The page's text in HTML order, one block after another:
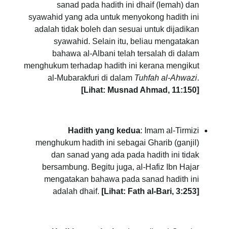
sanad pada hadith ini dhaif (lemah) dan
syawahid yang ada untuk menyokong hadith ini
adalah tidak boleh dan sesuai untuk dijadikan
syawahid. Selain itu, beliau mengatakan
bahawa al-Albani telah tersalah di dalam
menghukum terhadap hadith ini kerana mengikut
al-Mubarakfuri di dalam Tuhfah al-Ahwazi.
[Lihat: Musnad Ahmad, 11:150]
Hadith yang kedua: Imam al-Tirmizi
menghukum hadith ini sebagai Gharib (ganjil)
dan sanad yang ada pada hadith ini tidak
bersambung. Begitu juga, al-Hafiz Ibn Hajar
mengatakan bahawa pada sanad hadith ini
adalah dhaif. [Lihat: Fath al-Bari, 3:253]